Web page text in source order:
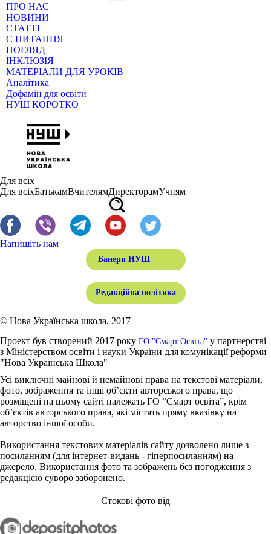
ПРО НАС
НОВИНИ
СТАТТІ
Є ПИТАННЯ
ПОГЛЯД
ІНКЛЮЗІЯ
МАТЕРІАЛИ ДЛЯ УРОКІВ
Аналітика
Дофамін для освіти
НУШ КОРОТКО
Для всіх
Для всіхБатькамВчителямДиректорамУчням
Напишіть нам
Банери НУШ
Редакційна політика
© Нова Українська школа, 2017
Проект був створений 2017 року ГО "Смарт Освіта" у партнерстві
з Міністерством освіти і науки України для комунікації реформи
"Нова Українська Школа"
Усі виключні майнові й немайнові права на текстові матеріали,
фото, зображення та інші об’єкти авторського права, що
розміщені на цьому сайті належать ГО “Смарт освіта”, крім
об’єктів авторського права, які містять пряму вказівку на
авторство іншої особи.
Використання текстових матеріалів сайту дозволено лише з
посиланням (для інтернет-видань - гіперпосиланням) на
джерело. Використання фото та зображень без погодження з
редакцією суворо заборонено.
Стокові фото від